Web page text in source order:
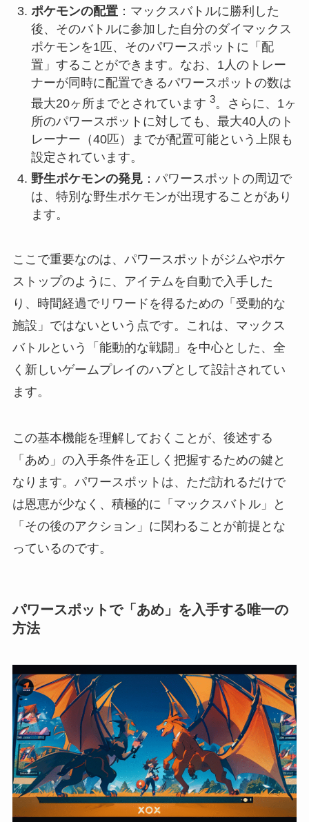
ポケモンの配置：マックスバトルに勝利した
後、そのバトルに参加した自分のダイマックス
ポケモンを1匹、そのパワースポットに「配
置」することができます。なお、1人のトレー
ナーが同時に配置できるパワースポットの数は
最大20ヶ所までとされています 3。さらに、1ヶ
所のパワースポットに対しても、最大40人のト
レーナー（40匹）までが配置可能という上限も
設定されています。
野生ポケモンの発見：パワースポットの周辺で
は、特別な野生ポケモンが出現することがあり
ます。
ここで重要なのは、パワースポットがジムやポケ
ストップのように、アイテムを自動で入手した
り、時間経過でリワードを得るための「受動的な
施設」ではないという点です。これは、マックス
バトルという「能動的な戦闘」を中心とした、全
く新しいゲームプレイのハブとして設計されてい
ます。
この基本機能を理解しておくことが、後述する
「あめ」の入手条件を正しく把握するための鍵と
なります。パワースポットは、ただ訪れるだけで
は恩恵が少なく、積極的に「マックスバトル」と
「その後のアクション」に関わることが前提とな
っているのです。
パワースポットで「あめ」を入手する唯一の
方法